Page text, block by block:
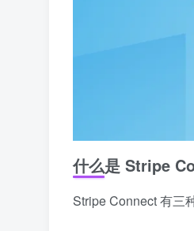
什么是 Stripe
Stripe Connect 有三